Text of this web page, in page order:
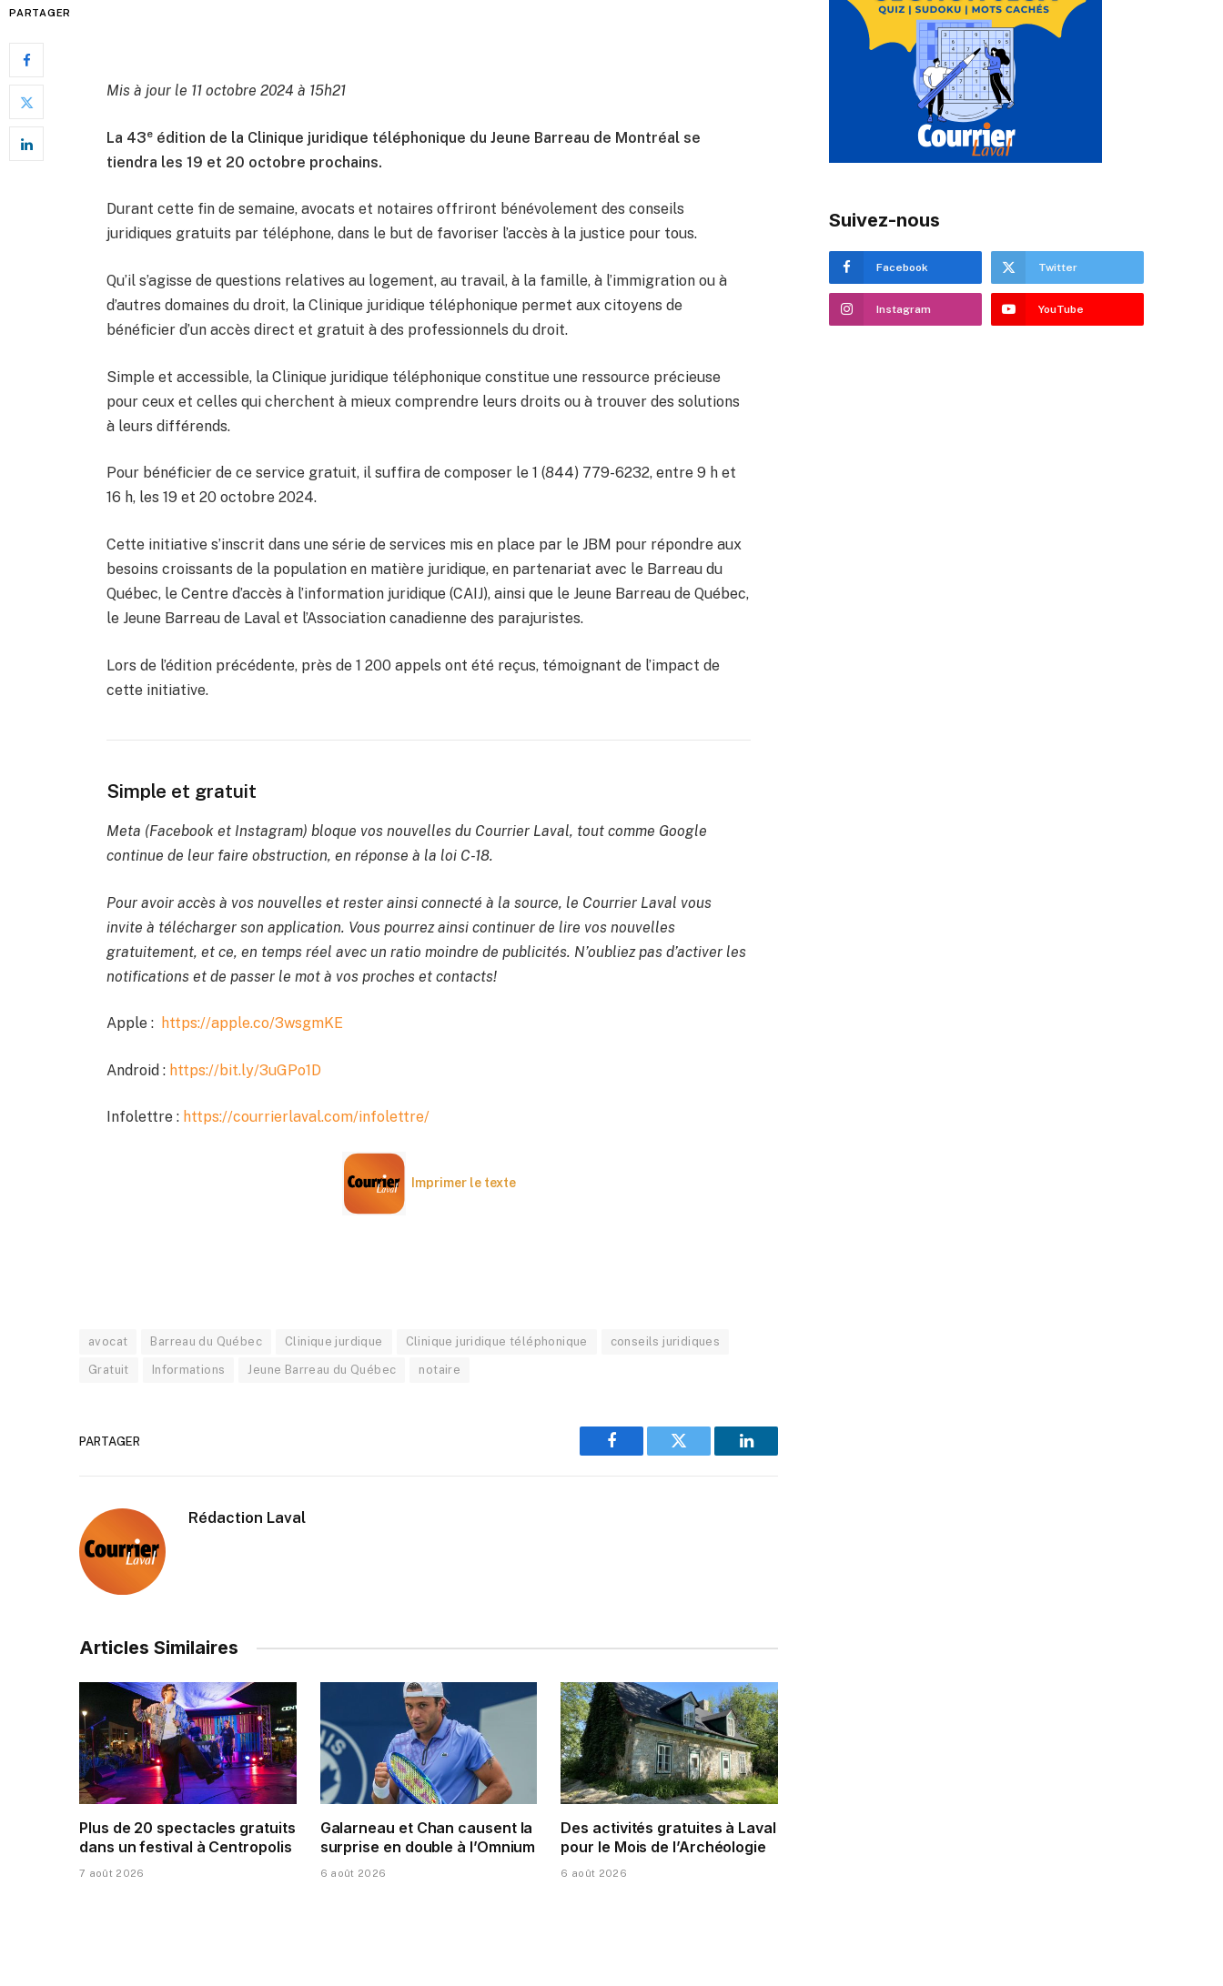
PARTAGER
Mis à jour le 11 octobre 2024 à 15h21
La 43e édition de la Clinique juridique téléphonique du Jeune Barreau de Montréal se
tiendra les 19 et 20 octobre prochains.
Durant cette fin de semaine, avocats et notaires offriront bénévolement des conseils
juridiques gratuits par téléphone, dans le but de favoriser l’accès à la justice pour tous.
Qu’il s’agisse de questions relatives au logement, au travail, à la famille, à l’immigration ou à
d’autres domaines du droit, la Clinique juridique téléphonique permet aux citoyens de
bénéficier d’un accès direct et gratuit à des professionnels du droit.
Simple et accessible, la Clinique juridique téléphonique constitue une ressource précieuse
pour ceux et celles qui cherchent à mieux comprendre leurs droits ou à trouver des solutions
à leurs différends.
Pour bénéficier de ce service gratuit, il suffira de composer le 1 (844) 779-6232, entre 9 h et
16 h, les 19 et 20 octobre 2024.
Cette initiative s’inscrit dans une série de services mis en place par le JBM pour répondre aux
besoins croissants de la population en matière juridique, en partenariat avec le Barreau du
Québec, le Centre d’accès à l’information juridique (CAIJ), ainsi que le Jeune Barreau de Québec,
le Jeune Barreau de Laval et l’Association canadienne des parajuristes.
Lors de l’édition précédente, près de 1 200 appels ont été reçus, témoignant de l’impact de
cette initiative.
Simple et gratuit
Meta (Facebook et Instagram) bloque vos nouvelles du Courrier Laval, tout comme Google
continue de leur faire obstruction, en réponse à la loi C-18.
Pour avoir accès à vos nouvelles et rester ainsi connecté à la source, le Courrier Laval vous
invite à télécharger son application. Vous pourrez ainsi continuer de lire vos nouvelles
gratuitement, et ce, en temps réel avec un ratio moindre de publicités. N’oubliez pas d’activer les
notifications et de passer le mot à vos proches et contacts!
Apple : https://apple.co/3wsgmKE
Android : https://bit.ly/3uGPo1D
Infolettre : https://courrierlaval.com/infolettre/
Imprimer le texte
avocat Barreau du Québec Clinique jurdique Clinique juridique téléphonique conseils juridiques
Gratuit Informations Jeune Barreau du Québec notaire
PARTAGER
Facebook Twitter LinkedIn
Rédaction Laval
Articles Similaires
Plus de 20 spectacles gratuits
dans un festival à Centropolis
7 août 2026
Galarneau et Chan causent la
surprise en double à l’Omnium
6 août 2026
Des activités gratuites à Laval
pour le Mois de l’Archéologie
6 août 2026
Suivez-nous
Facebook Twitter
Instagram YouTube